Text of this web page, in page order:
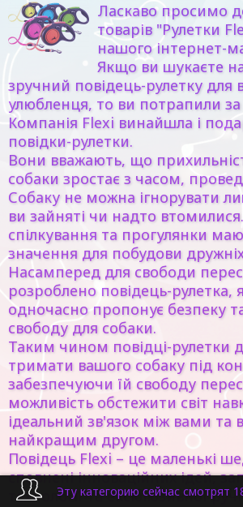
Ласкаво просимо
товарів "Рулетки
нашого інтернет-
Якщо ви шукаєте
зручний повідець-рулетку для
улюбленця, то ви потрапили
Компанія Flexi винайшла і
повідки-рулетки.
Вони вважають, що
собаки зростає з часом,
Собаку не можна ігнорувати
ви зайняті чи надто
спілкування та прогулянки
значення для побудови дружніх
Насамперед для свободи
розроблено повідець-рулетка,
одночасно пропонує безпеку
свободу для собаки.
Таким чином повідці-рулетки
тримати вашого собаку під
забезпечуючи їй свободу
можливість обстежити світ
ідеальний зв'язок між вами та
найкращим другом.
Повідець Flexi – це маленькі
сповнені інноваційних ідей,
технології та ексклюзивної
Эту категорию сейчас смотрят